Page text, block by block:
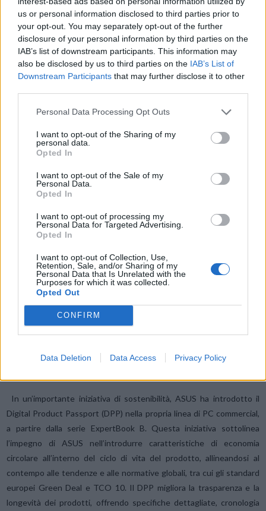
us or personal information disclosed to third parties prior to
your opt-out. You may separately opt-out of the further
disclosure of your personal information by third parties on the
IAB’s list of downstream participants. This information may
also be disclosed by us to third parties on the IAB’s List of
Downstream Participants that may further disclose it to other
Personal Data Processing Opt Outs
I want to opt-out of the Sharing of my
personal data.
Opted In
I want to opt-out of the Sale of my
Personal Data.
Opted In
I want to opt-out of processing my
Personal Data for Targeted Advertising.
Opted In
I want to opt-out of Collection, Use,
Retention, Sale, and/or Sharing of my
Personal Data that Is Unrelated with the
Purposes for which it was collected.
Opted Out
CONFIRM
Data Deletion Data Access Privacy Policy
flessibili con processori Intel Core Ultra (Serie 2), garantendo durata
e facilità d’uso.
Grazie alle opzioni di personalizzazione della CPU Intel vPro® su
misura per i requisiti aziendali su larga scala e ai componenti
aggiornabili, tra cui doppio SSD e slot SO-DIMM, la serie ExpertBook
B si adatta facilmente alle mutevoli esigenze aziendali. Le aziende
RAM DDR5 e configurazioni SSD adattabili. Il tastierino numerico a
quattro file e il touchpad ingrandito sui modelli da 16 pollici
opzionale sul B3 garantisce la comodità delle conferenze in mobilità.
La sicurezza è garantita dal doppio BIOS, da Intel vPro, dal Trusted
Platform Module (TPM) e dal ripristino del BIOS conforme a NIST SP
dati sensibili. Ulteriori funzionalità come ASUS Business Manager e
ASUS Control Center semplificano la gestione IT.
Il sistema di raffreddamento a bassa resistenza del flusso d’aria
riduce il rumore della ventola e massimizza l’efficienza termica,
prolungando la durata del dispositivo del 40% rispetto alla
generazione precedente o alle soluzioni standard consumer, senza
In un’importante iniziativa di sostenibilità, ASUS ha introdotto il
Digital Product Passport (DPP) nella propria linea di PC commercial,
a partire dalla serie ExpertBook B. Questa iniziativa sottolinea
l’impegno di ASUS nell’introdurre caratteristiche di economia
circolare all’interno del ciclo di vita del prodotto, allineandosi al
contempo alle tendenze e alle normative globali, tra cui gli standard
europei Green Deal e TCO 10. Il DPP migliora la trasparenza e la
longevità dei prodotti, offrendo specifiche dettagliate, cronologia